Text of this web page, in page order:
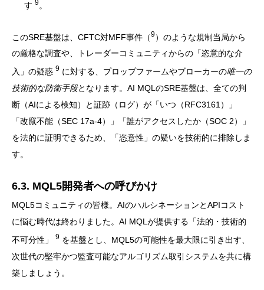
す 9。
このSRE基盤は、CFTC対MFF事件（9）のような規制当局から
の厳格な調査や、トレーダーコミュニティからの「恣意的な介
入」の疑惑 9 に対する、プロップファームやブローカーの唯一の
技術的な防衛手段となります。AI MQLのSRE基盤は、全ての判
断（AIによる検知）と証跡（ログ）が「いつ（RFC3161）」
「改竄不能（SEC 17a-4）」「誰がアクセスしたか（SOC 2）」
を法的に証明できるため、「恣意性」の疑いを技術的に排除しま
す。
6.3. MQL5開発者への呼びかけ
MQL5コミュニティの皆様。AIのハルシネーションとAPIコスト
に悩む時代は終わりました。AI MQLが提供する「法的・技術的
不可分性」
9 を基盤とし、MQL5の可能性を最大限に引き出す、
次世代の堅牢かつ監査可能なアルゴリズム取引システムを共に構
築しましょう。